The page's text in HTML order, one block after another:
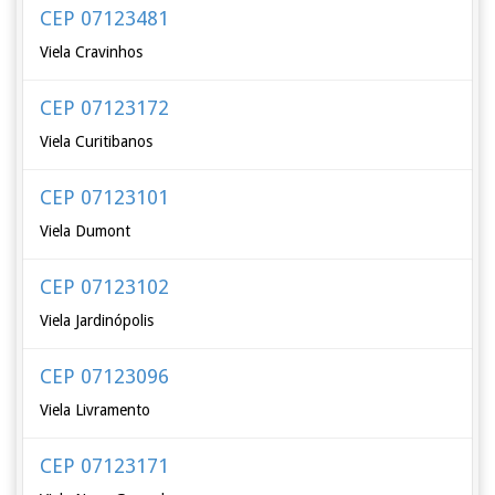
CEP 07123481
Viela Cravinhos
CEP 07123172
Viela Curitibanos
CEP 07123101
Viela Dumont
CEP 07123102
Viela Jardinópolis
CEP 07123096
Viela Livramento
CEP 07123171